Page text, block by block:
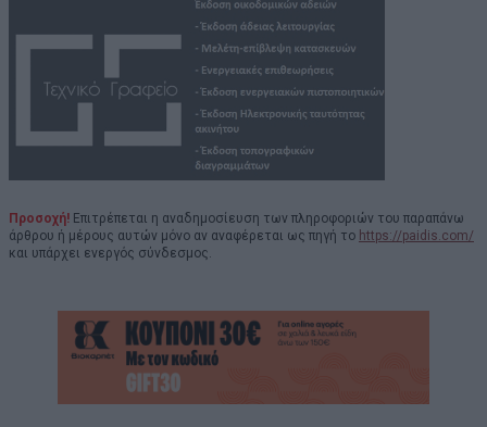
Προσοχή! Επιτρέπεται η αναδημοσίευση των πληροφοριών του παραπάνω
άρθρου ή μέρους αυτών μόνο αν αναφέρεται ως πηγή το https://paidis.com/
και υπάρχει ενεργός σύνδεσμος.